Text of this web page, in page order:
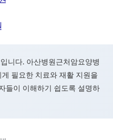
니다. 아산병원근처암요양병
필요한 치료와 재활 지원을
들이 이해하기 쉽도록 설명하